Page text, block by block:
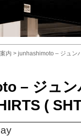
内 > junhashimoto – ジュン
– ジュ
(